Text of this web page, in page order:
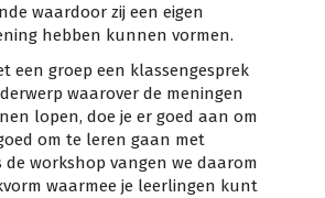
waardoor zij een eigen
hebben kunnen vormen.
een groep een klassengesprek
waarover de meningen
lopen, doe je er goed aan om
om te leren gaan met
de workshop vangen we daarom
waarmee je leerlingen kunt